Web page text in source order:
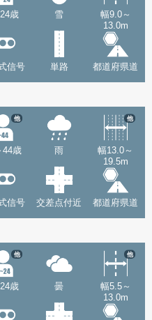
歳 雪
幅9.0～
13.0m
信号 単路 都道府県道
44歳
他
雨
幅13.0～
19.5m
他
信号 交差点付近 都道府県道
歳
他
曇
幅5.5～
13.0m
他